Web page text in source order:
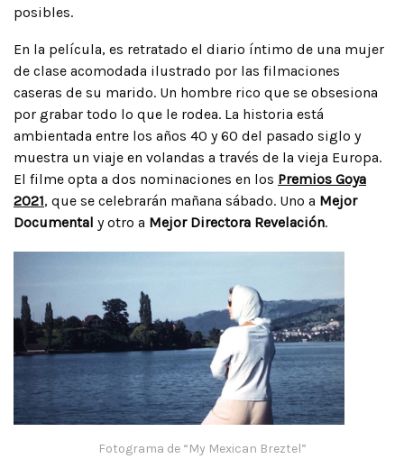
posibles.
En la película, es retratado el diario íntimo de una mujer
de clase acomodada ilustrado por las filmaciones
caseras de su marido. Un hombre rico que se obsesiona
por grabar todo lo que le rodea. La historia está
ambientada entre los años 40 y 60 del pasado siglo y
muestra un viaje en volandas a través de la vieja Europa.
El filme opta a dos nominaciones en los Premios Goya
2021, que se celebrarán mañana sábado. Uno a Mejor
Documental y otro a Mejor Directora Revelación.
Fotograma de “My Mexican Breztel”